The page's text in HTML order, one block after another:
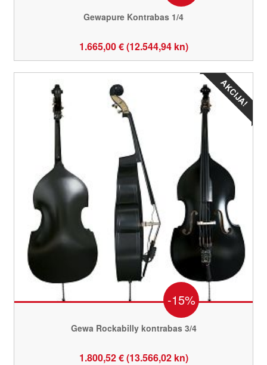
Gewapure Kontrabas 1/4
1.665,00 € (12.544,94 kn)
-15%
Gewa Rockabilly kontrabas 3/4
1.800,52 € (13.566,02 kn)